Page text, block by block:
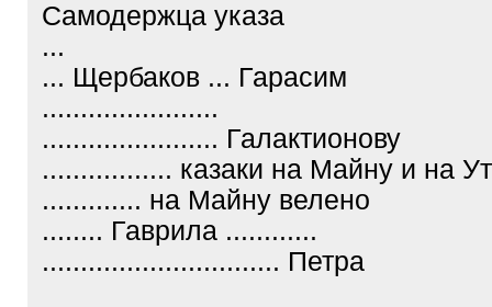
Самодержца указа
...
... Щербаков ... Гарасим
.......................
....................... Галактионову
................. казаки на Майну и на
............. на Майну велено
........ Гаврила ............
............................... Петра